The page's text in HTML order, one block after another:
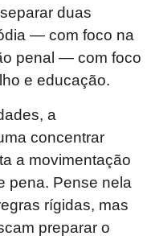
duas
— com foco na
penal — com foco
e educação.
a
concentrar
a movimentação
pena. Pense nela
rígidas, mas
preparar o